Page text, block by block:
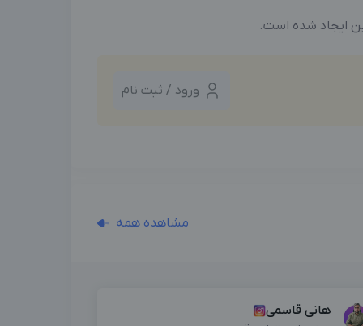
ایجاد شده است.
ورود / ثبت نام
مشاهده همه
هانی قاسمی